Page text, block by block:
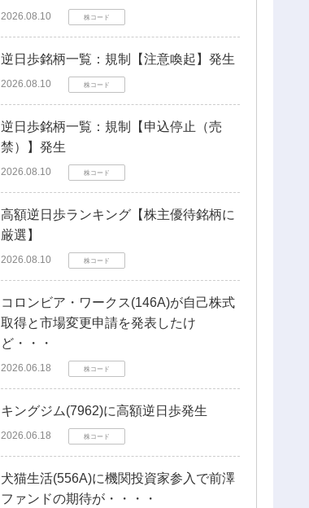
2026.08.10 株コード
逆日歩銘柄一覧：規制【注意喚起】発生
2026.08.10 株コード
逆日歩銘柄一覧：規制【申込停止（売
禁）】発生
2026.08.10 株コード
高額逆日歩ランキング【株主優待銘柄に
厳選】
2026.08.10 株コード
コロンビア・ワークス(146A)が自己株式
取得と市場変更申請を発表したけ
ど・・・
2026.06.18 株コード
キングジム(7962)に高額逆日歩発生
2026.06.18 株コード
犬猫生活(556A)に機関投資家参入で前澤
ファンドの期待が・・・・